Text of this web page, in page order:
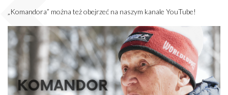
„Komandora” można też obejrzeć na naszym kanale YouTube!